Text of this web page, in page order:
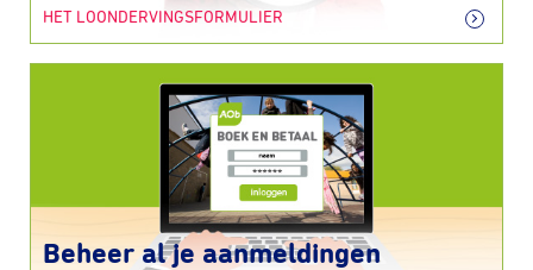
HET LOONDERVINGSFORMULIER
Beheer al je aanmeldingen